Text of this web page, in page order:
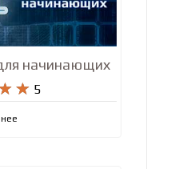
начинающих

 5